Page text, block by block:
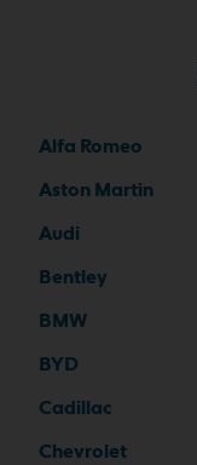
Alfa Romeo
Aston Martin
Audi
Bentley
BMW
BYD
Cadillac
Chevrolet